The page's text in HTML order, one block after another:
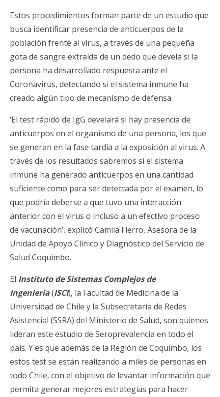
Estos procedimientos forman parte de un estudio que
busca identificar presencia de anticuerpos de la
población frente al virus, a través de una pequeña
gota de sangre extraída de un dedo que devela si la
persona ha desarrollado respuesta ante el
Coronavirus, detectando si el sistema inmune ha
creado algún tipo de mecanismo de defensa.
‘El test rápido de IgG develará si hay presencia de
anticuerpos en el organismo de una persona, los que
se generan en la fase tardía a la exposición al virus. A
través de los resultados sabremos si el sistema
inmune ha generado anticuerpos en una cantidad
suficiente como para ser detectada por el examen, lo
que podría deberse a que tuvo una interacción
anterior con el virus o incluso a un efectivo proceso
de vacunación’, explicó Camila Fierro, Asesora de la
Unidad de Apoyo Clínico y Diagnóstico del Servicio de
Salud Coquimbo.
El Instituto de Sistemas Complejos de
Ingeniería(ISCI), la Facultad de Medicina de la
Universidad de Chile y la Subsecretaría de Redes
Asistencial (SSRA) del Ministerio de Salud, son quienes
lideran este estudio de Seroprevalencia en todo el
país. Y es que además de la Región de Coquimbo, los
estos test se están realizando a miles de personas en
todo Chile, con el objetivo de levantar información que
permita generar mejores estrategias para hacer